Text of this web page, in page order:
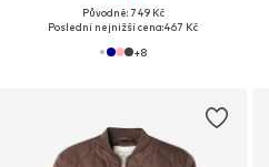
Původně: 749 Kč
Poslední nejnižší cena:467 Kč
+8